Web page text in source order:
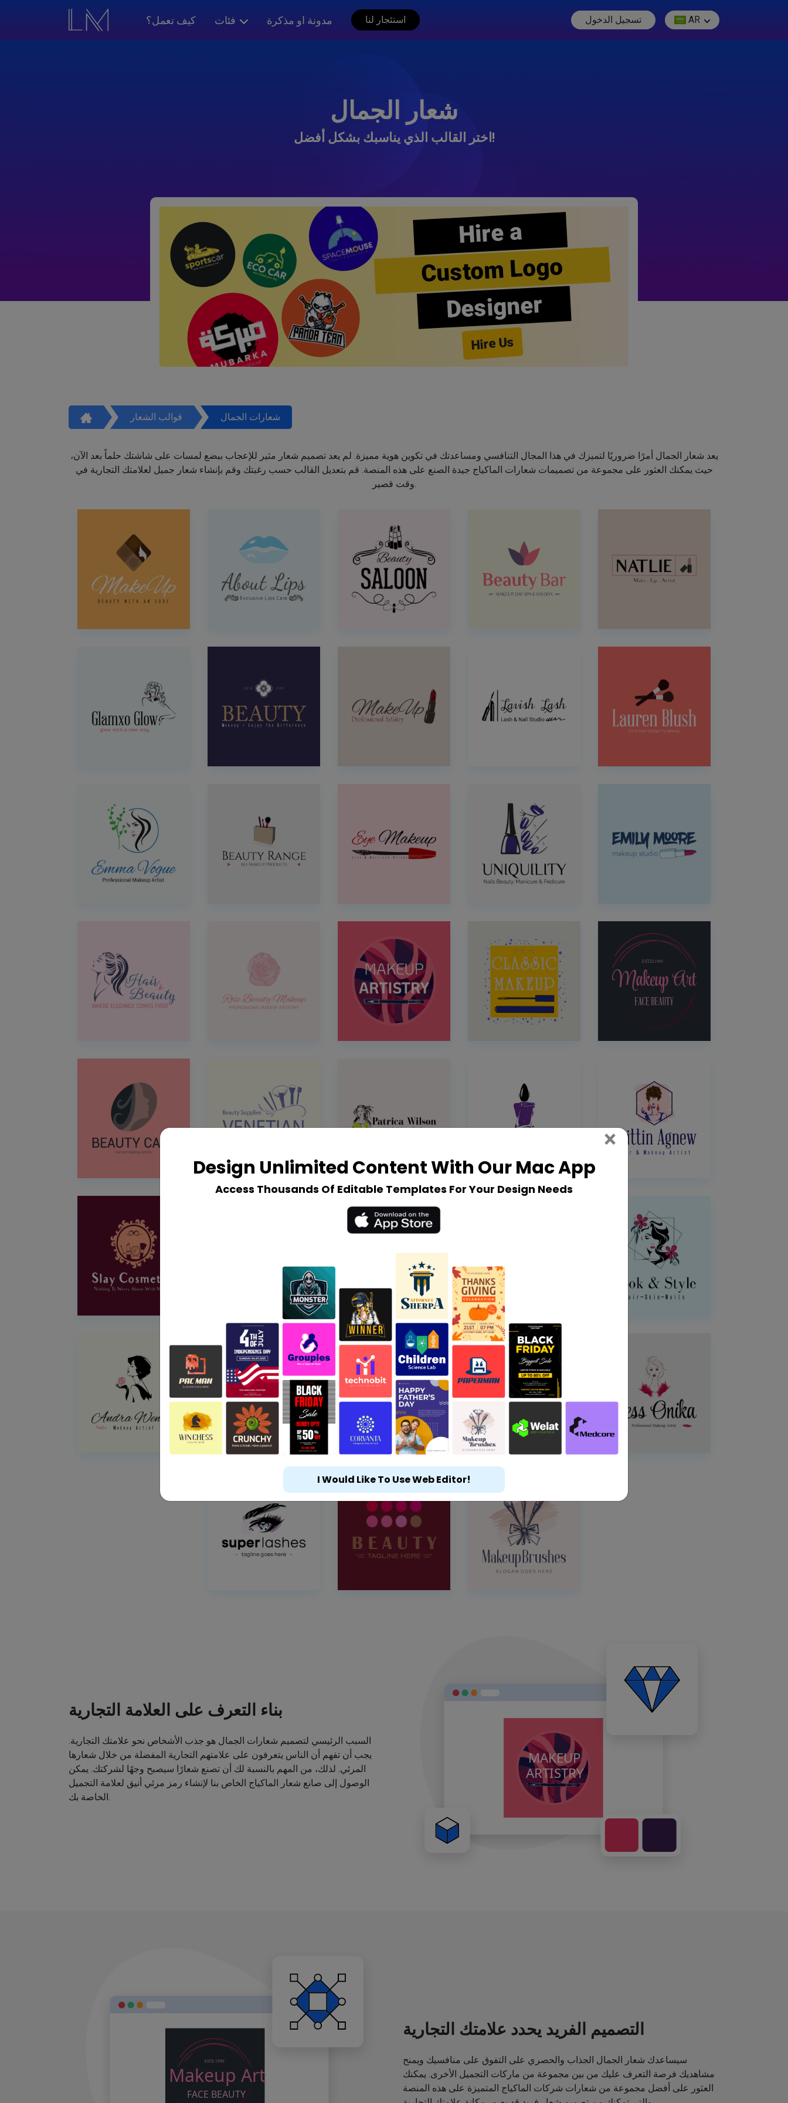
كيف تعمل؟ فئات مدونة او مذكرة استئجار لنا تسجيل الدخول AR
شعار الجمال
اختر القالب الذي يناسبك بشكل أفضل!
Hire a
Custom Logo
Designer
Hire Us
قوالب الشعار شعارات الجمال
يعد شعار الجمال أمرًا ضروريًا لتميزك في هذا المجال التنافسي ومساعدتك في تكوين هوية مميزة. لم يعد تصميم شعار مثير للإعجاب ببضع لمسات على شاشتك حلماً بعد الآن،
حيث يمكنك العثور على مجموعة من تصميمات شعارات الماكياج جيدة الصنع على هذه المنصة. قم بتعديل القالب حسب رغبتك وقم بإنشاء شعار جميل لعلامتك التجارية في
وقت قصير.
بناء التعرف على العلامة التجارية
السبب الرئيسي لتصميم شعارات الجمال هو جذب الأشخاص نحو علامتك التجارية.
يجب أن تفهم أن الناس يتعرفون على علامتهم التجارية المفضلة من خلال شعارها
المرئي. لذلك، من المهم بالنسبة لك أن تصنع شعارًا سيصبح وجهًا لشركتك. يمكن
الوصول إلى صانع شعار الماكياج الخاص بنا لإنشاء رمز مرئي أنيق لعلامة التجميل
الخاصة بك.
التصميم الفريد يحدد علامتك التجارية
سيساعدك شعار الجمال الجذاب والحصري على التفوق على منافسيك ويمنح
مشاهديك فرصة التعرف عليك من بين مجموعة من ماركات التجميل الأخرى. يمكنك
العثور على أفضل مجموعة من شعارات شركات الماكياج المتميزة على هذه المنصة
Design Unlimited Content With Our Mac App
Access Thousands Of Editable Templates For Your Design Needs
× Close
I Would Like To Use Web Editor!